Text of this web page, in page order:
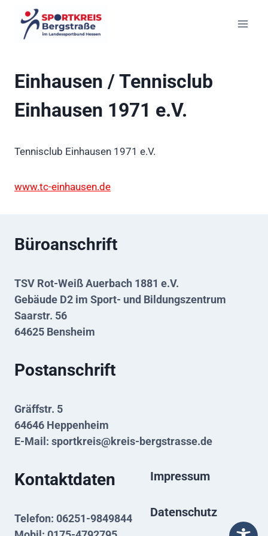
Inhalt
springen
Einhausen / Tennisclub
Einhausen 1971 e.V.
Tennisclub Einhausen 1971 e.V.
www.tc-einhausen.de
Büroanschrift
TSV Rot-Weiß Auerbach 1881 e.V.
Gebäude D2 im Sport- und Bildungszentrum
Saarstr. 56
64625 Bensheim
Postanschrift
Gräffstr. 5
64646 Heppenheim
E-Mail: sportkreis@kreis-bergstrasse.de
Kontaktdaten
Telefon: 06251-9849844
Impressum
Datenschutz